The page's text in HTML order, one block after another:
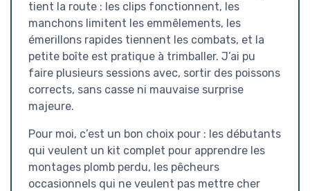
tient la route : les clips fonctionnent, les
manchons limitent les emmêlements, les
émerillons rapides tiennent les combats, et la
petite boîte est pratique à trimballer. J’ai pu
faire plusieurs sessions avec, sortir des poissons
corrects, sans casse ni mauvaise surprise
majeure.
Pour moi, c’est un bon choix pour : les débutants
qui veulent un kit complet pour apprendre les
montages plomb perdu, les pêcheurs
occasionnels qui ne veulent pas mettre cher